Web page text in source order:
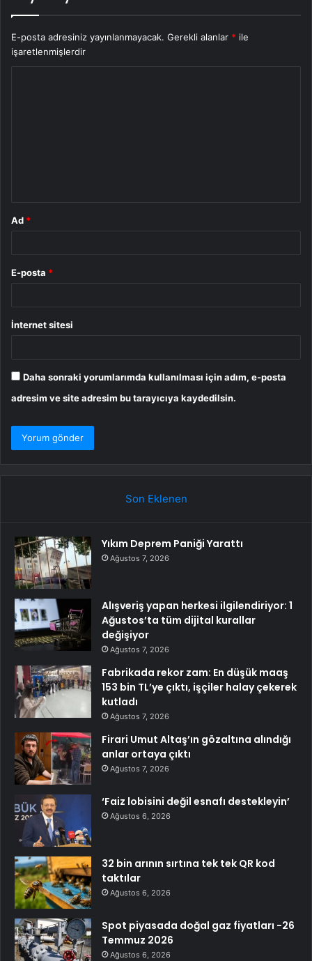
E-posta adresiniz yayınlanmayacak. Gerekli alanlar * ile
işaretlenmişlerdir
Ad *
E-posta *
İnternet sitesi
Daha sonraki yorumlarımda kullanılması için adım, e-posta
adresim ve site adresim bu tarayıcıya kaydedilsin.
Son Eklenen
Yıkım Deprem Paniği Yarattı
Ağustos 7, 2026
Alışveriş yapan herkesi ilgilendiriyor: 1
Ağustos’ta tüm dijital kurallar
değişiyor
Ağustos 7, 2026
Fabrikada rekor zam: En düşük maaş
153 bin TL’ye çıktı, işçiler halay çekerek
kutladı
Ağustos 7, 2026
Firari Umut Altaş’ın gözaltına alındığı
anlar ortaya çıktı
Ağustos 7, 2026
‘Faiz lobisini değil esnafı destekleyin’
Ağustos 6, 2026
32 bin arının sırtına tek tek QR kod
taktılar
Ağustos 6, 2026
Spot piyasada doğal gaz fiyatları -26
Temmuz 2026
Ağustos 6, 2026